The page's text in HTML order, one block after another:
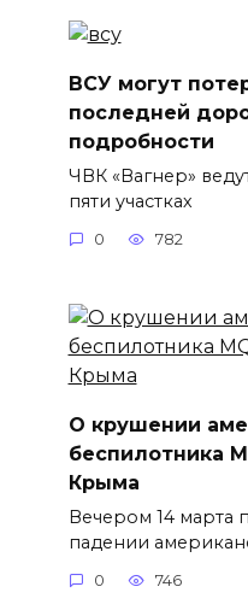
ВСУ могут
последней
подробности
ЧВК «Вагнер»
пяти участках
0 782
О крушении
беспилотника
Крыма
Вечером 14 марта
падении
0 746